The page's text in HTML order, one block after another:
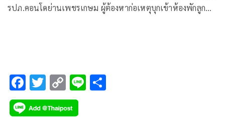
รปภ.คอนโดย่านเพชรเกษม ผู้ต้องหาก่อเหตุบุกเข้าห้องพักลูก
F
ac
e
T
wi
tt
C
o
p
Li